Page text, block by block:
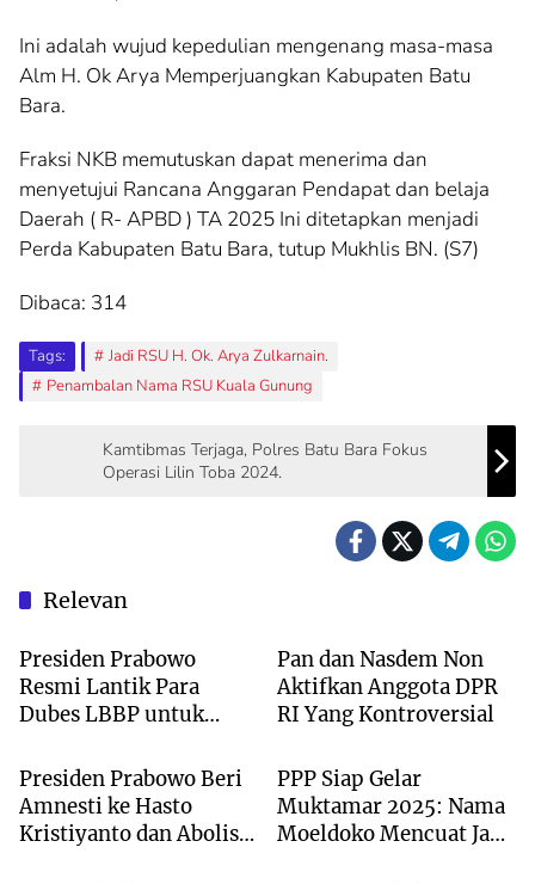
Ini adalah wujud kepedulian mengenang masa-masa
Alm H. Ok Arya Memperjuangkan Kabupaten Batu
Bara.
Fraksi NKB memutuskan dapat menerima dan
menyetujui Rancana Anggaran Pendapat dan belaja
Daerah ( R- APBD ) TA 2025 Ini ditetapkan menjadi
Perda Kabupaten Batu Bara, tutup Mukhlis BN. (S7)
Dibaca: 314
Tags:
Jadi RSU H. Ok. Arya Zulkarnain.
Penambalan Nama RSU Kuala Gunung
Kamtibmas Terjaga, Polres Batu Bara Fokus
Operasi Lilin Toba 2024.
Relevan
NASIONAL
Presiden Prabowo
Resmi Lantik Para
Dubes LBBP untuk
Pan dan Nasdem Non
Aktifkan Anggota DPR
RI Yang Kontroversial
Presiden Prabowo Beri
Amnesti ke Hasto
Kristiyanto dan Abolisi
NASIONAL
PPP Siap Gelar
Muktamar 2025: Nama
Moeldoko Mencuat Jadi
Kota Medan